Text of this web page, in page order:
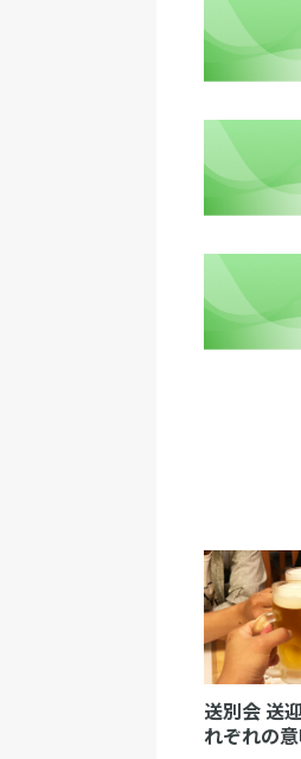
送別会 送
れぞれの